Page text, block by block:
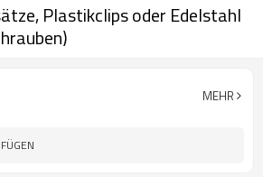
Plastikclips oder Edelstahl
MEHR